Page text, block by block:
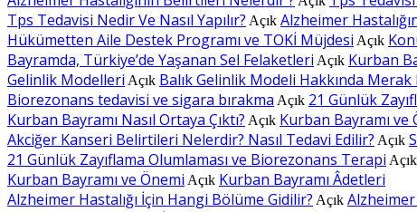
Tps Tedavisi Nedir Ve Nasıl Yapılır? Açık Alzheimer
Hükümetten Aile Destek Programı ve TOKİ Müjdesi Açık
Bayramda, Türkiye’de Yaşanan Sel Felaketleri Açık Kurban
Gelinlik Modelleri Açık Balık Gelinlik Modeli Hakkında
Biorezonans tedavisi ve sigara bırakma Açık 21 Günlük
Kurban Bayramı Nasıl Ortaya Çıktı? Açık Kurban Bayramı ve
Akciğer Kanseri Belirtileri Nelerdir? Nasıl Tedavi Edilir? Açık
21 Günlük Zayıflama Olumlaması ve Biorezonans Terapi Açık
Kurban Bayramı ve Önemi Açık Kurban Bayramı Âdetleri
Alzheimer Hastalığı İçin Hangi Bölüme Gidilir? Açık